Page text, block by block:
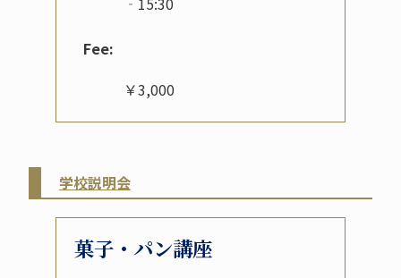
Fee:
￥3,000
学校説明会
菓子・パン講座